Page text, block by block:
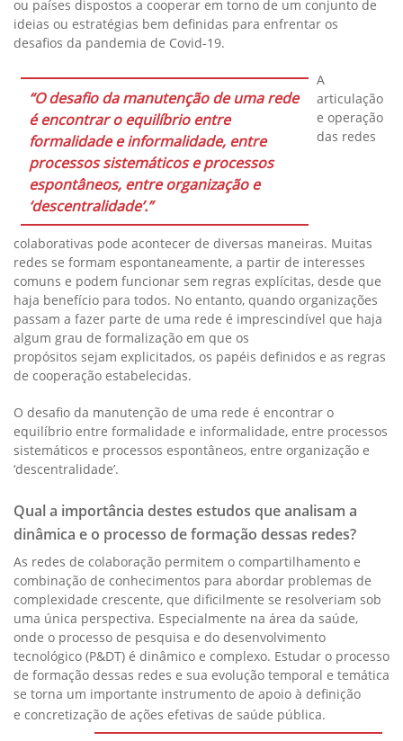
ou países dispostos a cooperar em torno de um conjunto de
ideias ou estratégias bem definidas para enfrentar os
desafios da pandemia de Covid-19.
“O desafio da manutenção de uma rede
é encontrar o equilíbrio entre
formalidade e informalidade, entre
processos sistemáticos e processos
espontâneos, entre organização e
‘descentralidade’.”
A
articulação
e operação
das redes
colaborativas pode acontecer de diversas maneiras. Muitas
redes se formam espontaneamente, a partir de interesses
comuns e podem funcionar sem regras explícitas, desde que
haja benefício para todos. No entanto, quando organizações
passam a fazer parte de uma rede é imprescindível que haja
algum grau de formalização em que os
propósitos sejam explicitados, os papéis definidos e as regras
de cooperação estabelecidas.
O desafio da manutenção de uma rede é encontrar o
equilíbrio entre formalidade e informalidade, entre processos
sistemáticos e processos espontâneos, entre organização e
‘descentralidade’.
Qual a importância destes estudos queanalisam a
dinâmica e o processo de formação dessas redes?
As redes de colaboração permitem o compartilhamento e
combinação de conhecimentos para abordar problemas de
complexidade crescente, que dificilmente se resolveriam sob
uma única perspectiva. Especialmente na área da saúde,
onde o processo de pesquisa e do desenvolvimento
tecnológico (P&DT) é dinâmico e complexo. Estudar o processo
de formação dessas redes e sua evolução temporal e temática
se torna um importante instrumento de apoio à definição
e concretização de ações efetivas de saúde pública.